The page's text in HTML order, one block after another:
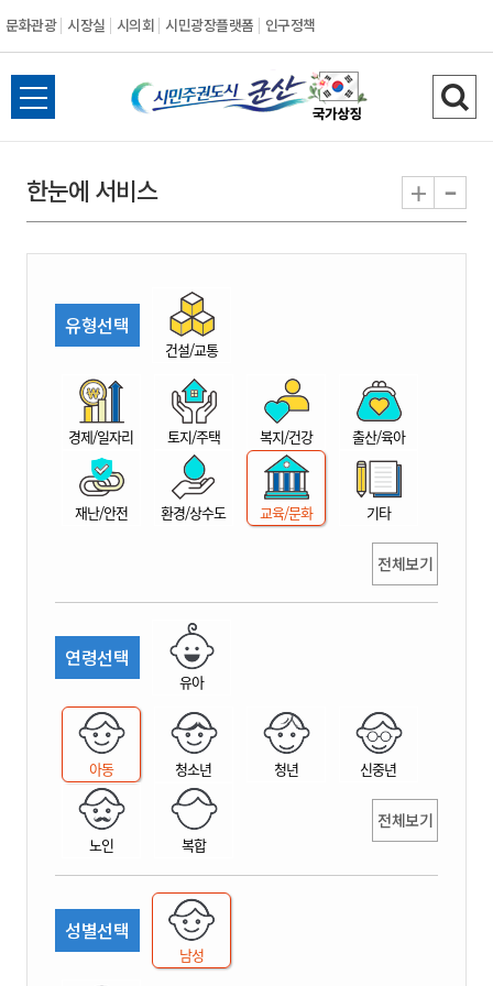
문화관광 시장실 시의회 시민광장플랫폼 인구정책
시
민
권
시
산
전
체
뉴
열
검
색
기
한눈에 서비스 + -
유형선택
건설/교통
경제/일자리 토지/주택 복지/건강 출산/육아
재난/안전 환경/상수도 교육/문화 기타
전체보기
연령선택
유아
아동 청소년 청년 신중년
노인 복합
전체보기
성별선택
남성